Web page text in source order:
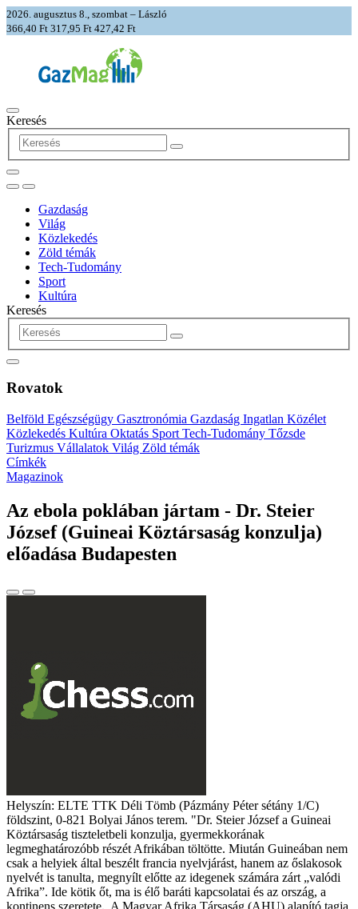
2026. augusztus 8., szombat – László
366,40 Ft 317,95 Ft 427,42 Ft
Keresés
Gazdaság
Világ
Közlekedés
Zöld témák
Tech-Tudomány
Sport
Kultúra
Keresés
Rovatok
Belföld Egészségügy Gasztronómia Gazdaság Ingatlan Közélet
Közlekedés Kultúra Oktatás Sport Tech-Tudomány Tőzsde
Turizmus Vállalatok Világ Zöld témák
Címkék
Magazinok
Az ebola poklában jártam - Dr. Steier
József (Guineai Köztársaság konzulja)
előadása Budapesten
Helyszín: ELTE TTK Déli Tömb (Pázmány Péter sétány 1/C)
földszint, 0-821 Bolyai János terem. "Dr. Steier József a Guineai
Köztársaság tiszteletbeli konzulja, gyermekkorának
legmeghatározóbb részét Afrikában töltötte. Miután Guineában nem
csak a helyiek által beszélt francia nyelvjárást, hanem az őslakosok
nyelvét is tanulta, megnyílt előtte az idegenek számára zárt „valódi
Afrika”. Ide kötik őt, ma is élő baráti kapcsolatai és az ország, a
kontinens szeretete. A Magyar Afrika Társaság (AHU) alapító tagja